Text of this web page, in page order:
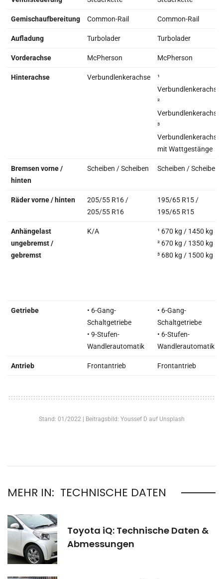
Gemischaufbereitung Common-Rail Common-Rail
Aufladung Turbolader Turbolader
Vorderachse McPherson McPherson
Hinterachse Verbundlenkerachse
¹
Verbundlenkerachse
²
Verbundlenkerachse
³
Verbundlenkerachse
mit Wattgestänge
Bremsen vorne /
hinten
Scheiben / Scheiben Scheiben / Scheiben
Räder vorne / hinten
205/55 R16 /
205/55 R16
195/65 R15 /
195/65 R15
Anhängelast
ungebremst /
gebremst
K/A
¹ 670 kg / 1450 kg
² 670 kg / 1350 kg
³ 680 kg / 1500 kg
Getriebe
• 6-Gang-
Schaltgetriebe
• 9-Stufen-
Wandlerautomatik
• 6-Gang-
Schaltgetriebe
• 6-Stufen-
Wandlerautomatik
Antrieb Frontantrieb Frontantrieb
Stand: 01/2022 | Beitragsbild: Youssef D auf Unsplash
MEHR IN: TECHNISCHE DATEN
Toyota iQ: Technische Daten &
Abmessungen